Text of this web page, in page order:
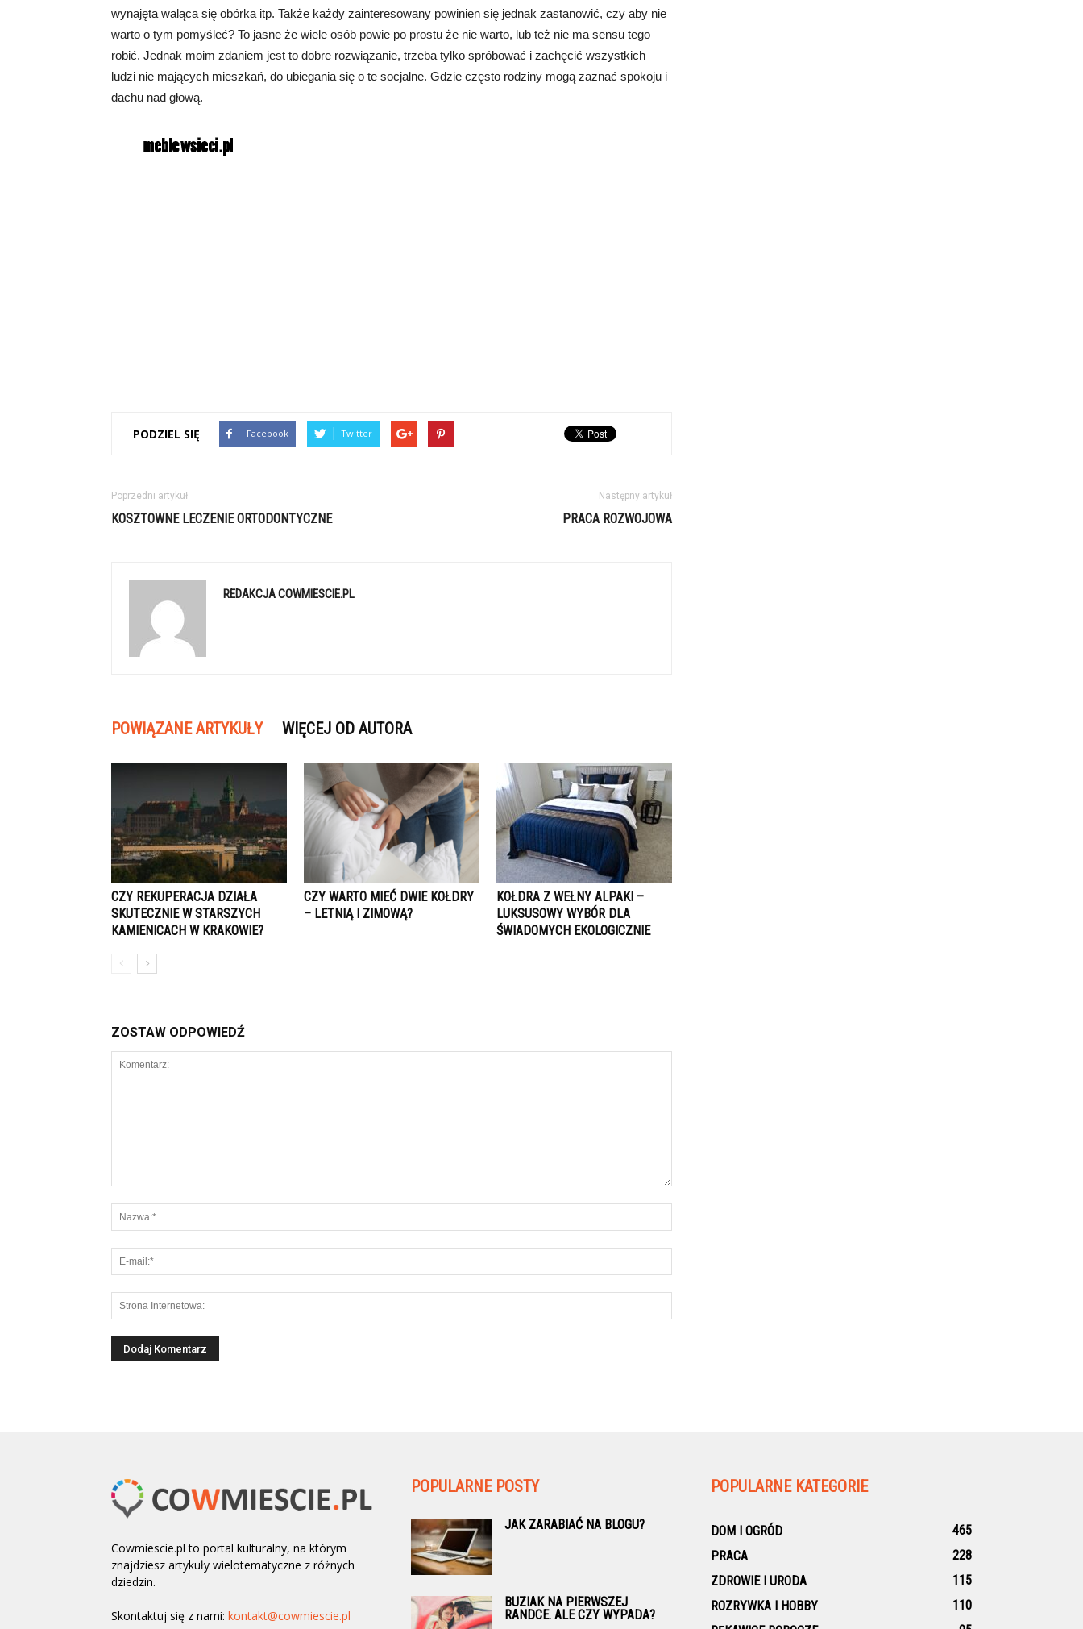
wynajęta waląca się obórka itp. Także każdy zainteresowany powinien się jednak zastanowić, czy aby nie
warto o tym pomyśleć? To jasne że wiele osób powie po prostu że nie warto, lub też nie ma sensu tego
robić. Jednak moim zdaniem jest to dobre rozwiązanie, trzeba tylko spróbować i zachęcić wszystkich
ludzi nie mających mieszkań, do ubiegania się o te socjalne. Gdzie często rodziny mogą zaznać spokoju i
dachu nad głową.
PODZIEL SIĘ Facebook Twitter
Poprzedni artykuł
KOSZTOWNE LECZENIE ORTODONTYCZNE
Następny artykuł
PRACA ROZWOJOWA
REDAKCJA COWMIESCIE.PL
POWIĄZANE ARTYKUŁY WIĘCEJ OD AUTORA
CZY REKUPERACJA DZIAŁA
SKUTECZNIE W STARSZYCH
KAMIENICACH W KRAKOWIE?
CZY WARTO MIEĆ DWIE KOŁDRY
– LETNIĄ I ZIMOWĄ?
KOŁDRA Z WEŁNY ALPAKI –
LUKSUSOWY WYBÓR DLA
ŚWIADOMYCH EKOLOGICZNIE
ZOSTAW ODPOWIEDŹ
Cowmiescie.pl to portal kulturalny, na którym
znajdziesz artykuły wielotematyczne z różnych
dziedzin.
Skontaktuj się z nami: kontakt@cowmiescie.pl
POPULARNE POSTY
JAK ZARABIAĆ NA BLOGU?
BUZIAK NA PIERWSZEJ
RANDCE. ALE CZY WYPADA?
POPULARNE KATEGORIE
DOM I OGRÓD
465
PRACA
228
ZDROWIE I URODA
115
ROZRYWKA I HOBBY
110